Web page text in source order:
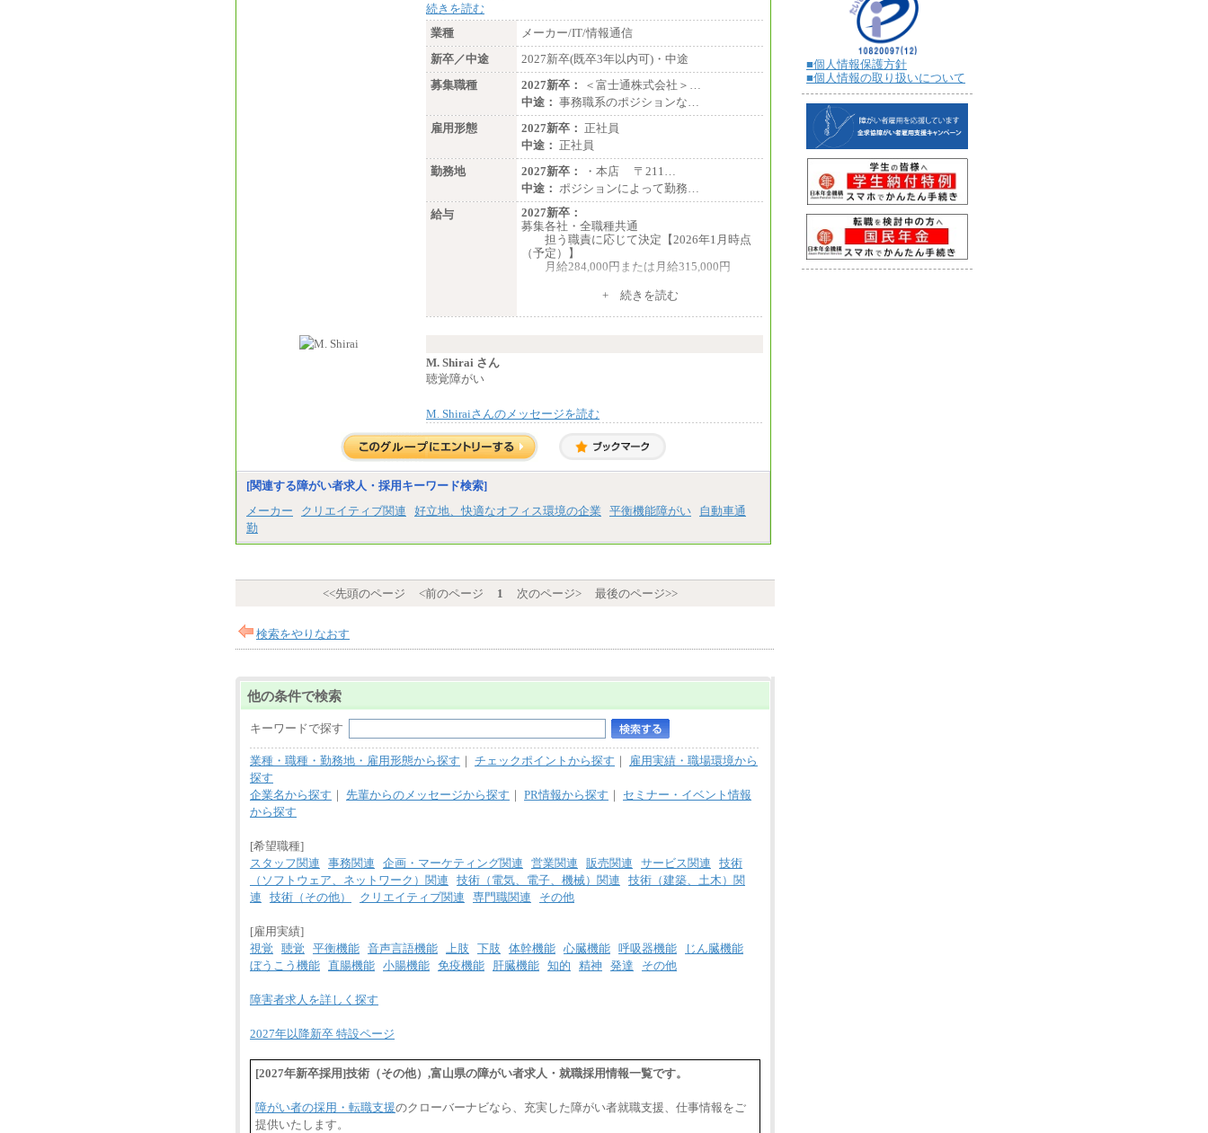
続きを読む
業種
メーカー/IT/情報通信
新卒／中途
2027新卒(既卒3年以内可)・中途
募集職種
2027新卒：
＜富士通株式会社＞…
中途： 事務職系のポジションな…
雇用形態
2027新卒： 正社員
中途： 正社員
勤務地
2027新卒：
・本店 〒211…
中途： ポジションによって勤務…
給与
2027新卒：
募集各社・全職種共通
担う職責に応じて決定【2026年1月時点
（予定）】
月給284,000円または月給315,000円
※入社後早期から、自律的な業務遂行が
求められる職務を担う方については、月額給
与315,000円です。
す。
※個別に設定する給与については、選考
の過程で決定していきます。
※上記に加え、所定労働時間外に勤務を
した場合には、時間外勤務手当を支給しま
ん。
＜募集各社・全職種共通＞
※試用期間中の給与に変更はありません。
※経験・能力を考慮し、当社規定により決定
+ 続きを読む
M. Shirai さん
聴覚障がい
M. Shiraiさんのメッセージを読む
[関連する障がい者求人・採用キーワード検索]
メーカー
クリエイティブ関連 好立地、快適なオフィス環境の企業 平衡機能障がい
自動車通
勤
<<先頭のページ <前のページ 1 次のページ> 最後のページ>>
検索をやりなおす
他の条件で検索
キーワードで探す
業種・職種・勤務地・雇用形態から探す ｜ チェックポイントから探す ｜ 雇用実績・職場環境から
探す
企業名から探す ｜ 先輩からのメッセージから探す ｜ PR情報から探す ｜ セミナー・イベント情報
から探す
[希望職種]
スタッフ関連
事務関連 企画・マーケティング関連 営業関連 販売関連 サービス関連
技術
（ソフトウェア、ネットワーク）関連
技術（電気、電子、機械）関連
技術（建築、土木）関
連
技術（その他） クリエイティブ関連 専門職関連 その他
[雇用実績]
視覚
聴覚 平衡機能 音声言語機能 上肢 下肢 体幹機能 心臓機能 呼吸器機能
じん臓機能
ぼうこう機能 直腸機能 小腸機能 免疫機能 肝臓機能 知的 精神 発達 その他
障害者求人を詳しく探す
2027年以降新卒 特設ページ
[2027年新卒採用]技術（その他）,富山県の障がい者求人・就職採用情報一覧です。
障がい者の採用・転職支援のクローバーナビなら、充実した障がい者就職支援、仕事情報をご
提供いたします。
■個人情報保護方針
■個人情報の取り扱いについて